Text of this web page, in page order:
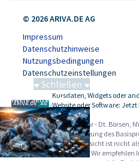
© 2026 ARIVA.DE AG
Impressum
Datenschutzhinweise
Nutzungsbedingungen
Datenschutzeinstellungen
-
Kursdaten, Widgets oder
Website oder Software:
stellen.
Alle Angaben ohne Gewähr - Dt. Börsen,
Werbehinweise:Die Billigung des
Finanzdienstleistungsaufsicht ist nicht
Wertpapiere zu verstehen. Wir
Schließen
Schwere Seltene Erden